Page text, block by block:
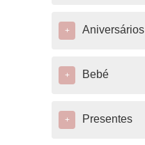
+ Aniversários
+ Bebé
+ Presentes